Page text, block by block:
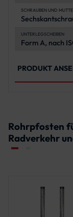
SCHRAUBEN UND
Edelstahl (A2-
nach ISO 4017
UNTERLEGSCHEIBEN
Form A, nach
PRODUKT
Rohrpfosten
Radverkehr